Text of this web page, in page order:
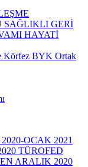
SAĞLIKLI GERİ
HAYATİ
Körfez BYK Ortak
OCAK 2021
TÜROFED
ARALIK 2020